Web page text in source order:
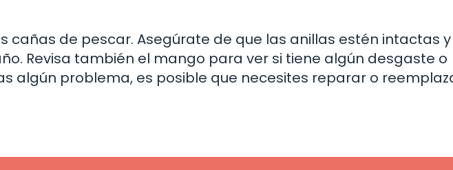
cañas de pescar. Asegúrate de que las anillas estén intactas y
Revisa también el mango para ver si tiene algún desgaste o
algún problema, es posible que necesites reparar o